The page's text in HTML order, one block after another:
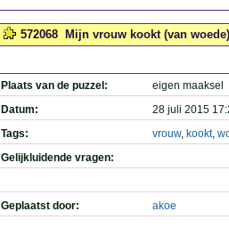
572068 Mijn vrouw kookt (van
Plaats van de puzzel:
eigen maaksel
Datum:
28 juli 2015
Tags:
vrouw, kookt,
Gelijkluidende vragen:
Geplaatst door: akoe